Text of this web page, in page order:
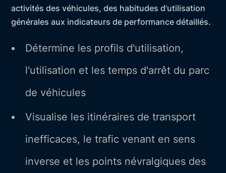
activités des véhicules, des habitudes d'utilisation
générales aux indicateurs de performance détaillés.
Détermine les profils d'utilisation,
l'utilisation et les temps d'arrêt du parc
de véhicules
Visualise les itinéraires de transport
inefficaces, le trafic venant en sens
inverse et les points névralgiques des